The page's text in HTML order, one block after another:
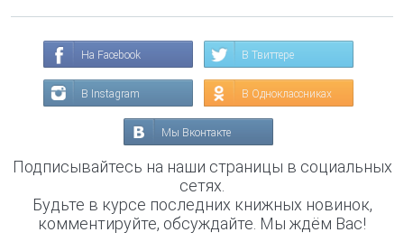
На Facebook В Твиттере
В Instagram В Одноклассниках
Мы Вконтакте
Подписывайтесь на наши страницы в социальных
сетях.
Будьте в курсе последних книжных новинок,
комментируйте, обсуждайте. Мы ждём Вас!